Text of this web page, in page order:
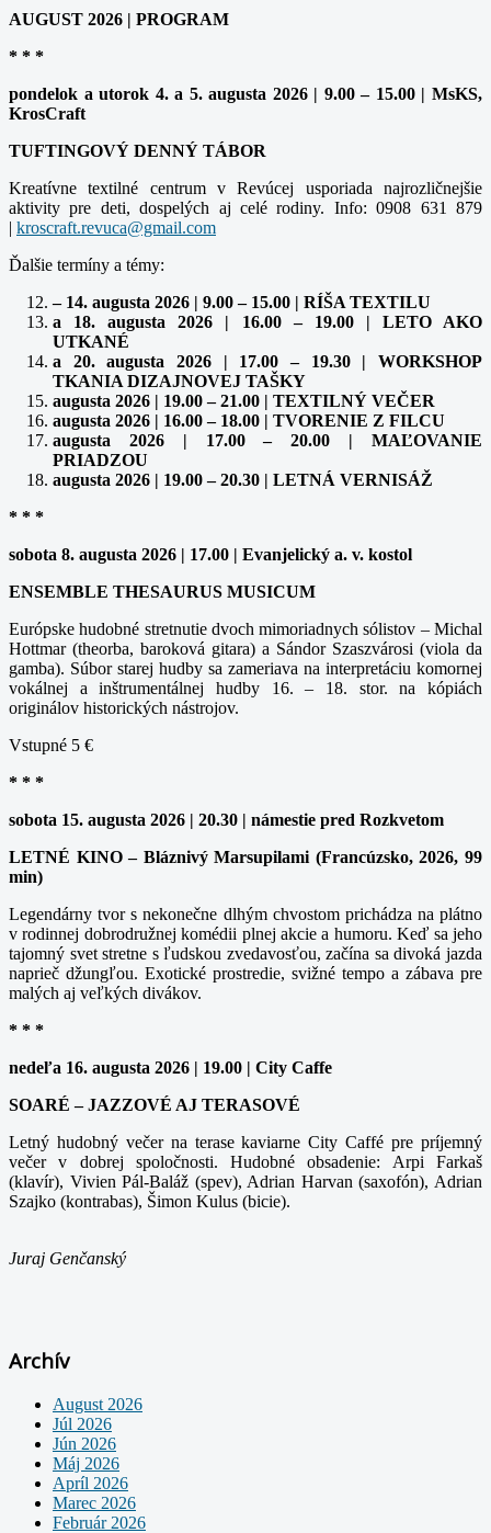
AUGUST 2026 | PROGRAM
* * *
pondelok a utorok 4. a 5. augusta 2026 | 9.00 – 15.00 | MsKS,
KrosCraft
TUFTINGOVÝ DENNÝ TÁBOR
Kreatívne textilné centrum v Revúcej usporiada najrozličnejšie
aktivity pre deti, dospelých aj celé rodiny. Info: 0908 631 879
|
Ďalšie termíny a témy:
– 14. augusta 2026 | 9.00 – 15.00 | RÍŠA TEXTILU
a 18. augusta 2026 | 16.00 – 19.00 | LETO AKO
UTKANÉ
a 20. augusta 2026 | 17.00 – 19.30 | WORKSHOP
TKANIA DIZAJNOVEJ TAŠKY
augusta 2026 | 19.00 – 21.00 | TEXTILNÝ VEČER
augusta 2026 | 16.00 – 18.00 | TVORENIE Z FILCU
augusta 2026 | 17.00 – 20.00 | MAĽOVANIE
PRIADZOU
augusta 2026 | 19.00 – 20.30 | LETNÁ VERNISÁŽ
* * *
sobota 8. augusta 2026 | 17.00 | Evanjelický a. v. kostol
ENSEMBLE THESAURUS MUSICUM
Európske hudobné stretnutie dvoch mimoriadnych sólistov – Michal
Hottmar (theorba, baroková gitara) a Sándor Szaszvárosi (viola da
gamba). Súbor starej hudby sa zameriava na interpretáciu komornej
vokálnej a inštrumentálnej hudby 16. – 18. stor. na kópiách
originálov historických nástrojov.
Vstupné 5 €
* * *
sobota 15. augusta 2026 | 20.30 | námestie pred Rozkvetom
LETNÉ KINO – Bláznivý Marsupilami (Francúzsko, 2026, 99
min)
Legendárny tvor s nekonečne dlhým chvostom prichádza na plátno
v rodinnej dobrodružnej komédii plnej akcie a humoru. Keď sa jeho
tajomný svet stretne s ľudskou zvedavosťou, začína sa divoká jazda
naprieč džungľou. Exotické prostredie, svižné tempo a zábava pre
malých aj veľkých divákov.
* * *
nedeľa 16. augusta 2026 | 19.00 | City Caffe
SOARÉ – JAZZOVÉ AJ TERASOVÉ
Letný hudobný večer na terase kaviarne City Caffé pre príjemný
večer v dobrej spoločnosti. Hudobné obsadenie: Arpi Farkaš
(klavír), Vivien Pál-Baláž (spev), Adrian Harvan (saxofón), Adrian
Szajko (kontrabas), Šimon Kulus (bicie).
Juraj Genčanský
Archív
August 2026
Júl 2026
Jún 2026
Máj 2026
Apríl 2026
Marec 2026
Február 2026